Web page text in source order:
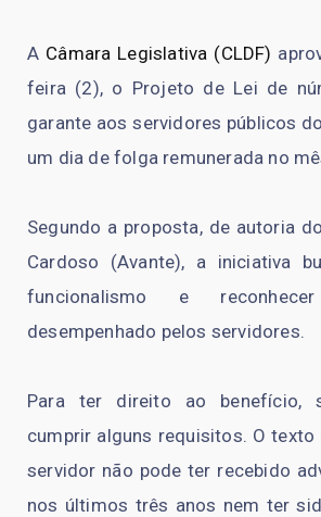
A Câmara Legislativa (CLDF)
feira (2), o Projeto de Lei de
garante aos servidores públicos do
um dia de folga remunerada no
Segundo a proposta, de autoria
Cardoso (Avante), a iniciativa
funcionalismo e
desempenhado pelos servidores.
Para ter direito ao benefício,
cumprir alguns requisitos. O texto
servidor não pode ter recebido
nos últimos três anos nem ter